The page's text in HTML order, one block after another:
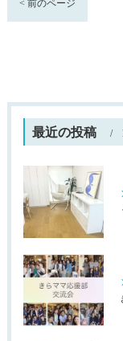
< 前のページ
最近の投稿